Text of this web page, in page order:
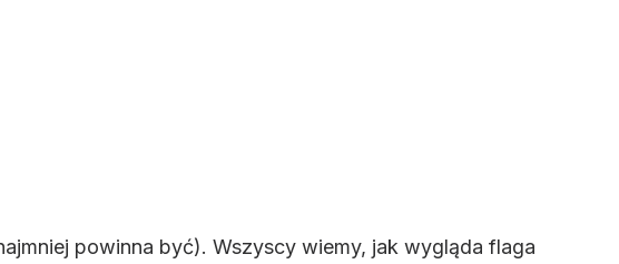
powinna być). Wszyscy wiemy, jak wygląda flaga